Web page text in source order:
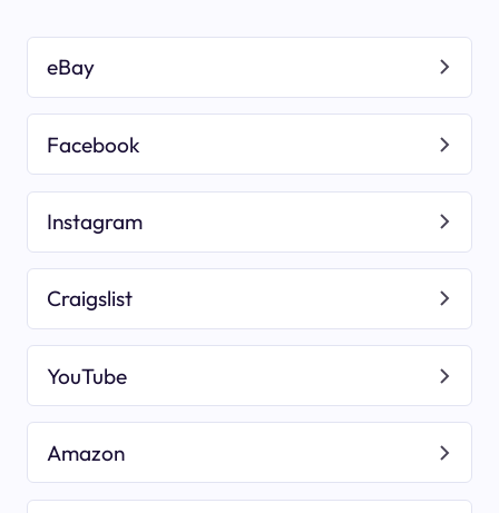
eBay
Facebook
Instagram
Craigslist
YouTube
Amazon